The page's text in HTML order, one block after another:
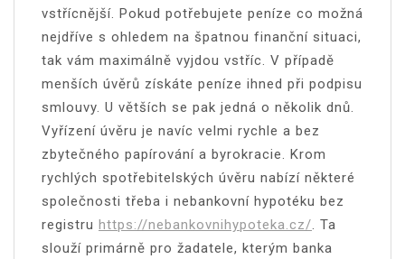
vstřícnější. Pokud potřebujete peníze co možná
nejdříve s ohledem na špatnou finanční situaci,
tak vám maximálně vyjdou vstříc. V případě
menších úvěrů získáte peníze ihned při podpisu
smlouvy. U větších se pak jedná o několik dnů.
Vyřízení úvěru je navíc velmi rychle a bez
zbytečného papírování a byrokracie. Krom
rychlých spotřebitelských úvěru nabízí některé
společnosti třeba i nebankovní hypotéku bez
registru https://nebankovnihypoteka.cz/. Ta
slouží primárně pro žadatele, kterým banka